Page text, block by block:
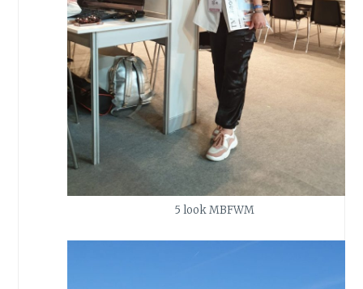
5 look MBFWM